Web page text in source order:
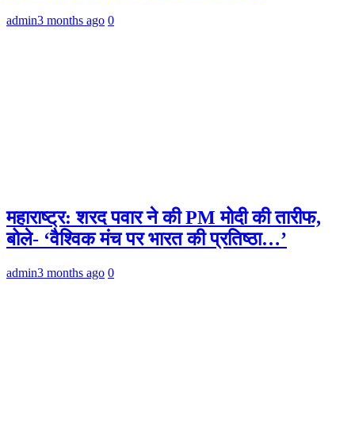
admin3 months ago 0
महाराष्ट्र: शरद पवार ने की PM मोदी की तारीफ,
बोले- ‘वैश्विक मंच पर भारत की प्रतिष्ठा…’
admin3 months ago 0